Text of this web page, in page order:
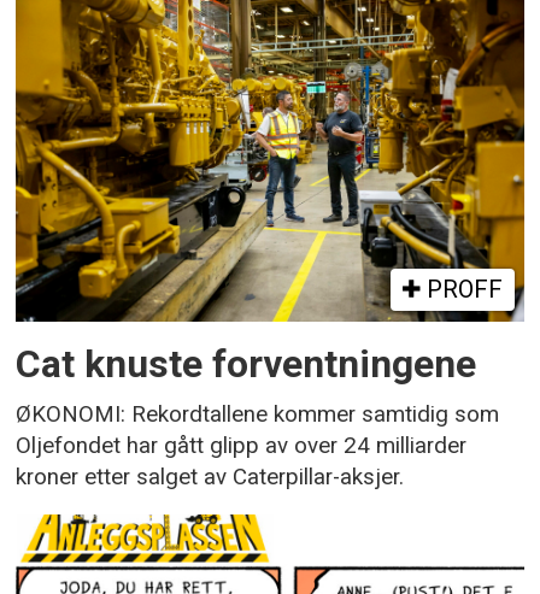
PROFF
Cat knuste forventningene
ØKONOMI: Rekordtallene kommer samtidig som
Oljefondet har gått glipp av over 24 milliarder
kroner etter salget av Caterpillar-aksjer.